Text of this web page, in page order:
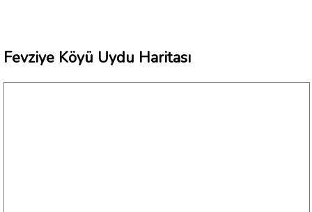
Fevziye Köyü Uydu Haritası